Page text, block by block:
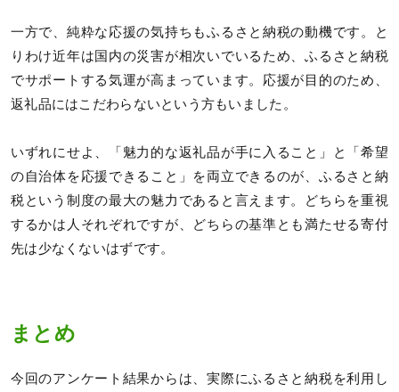
一方で、純粋な応援の気持ちもふるさと納税の動機です。と
りわけ近年は国内の災害が相次いでいるため、ふるさと納税
でサポートする気運が高まっています。応援が目的のため、
返礼品にはこだわらないという方もいました。
いずれにせよ、「魅力的な返礼品が手に入ること」と「希望
の自治体を応援できること」を両立できるのが、ふるさと納
税という制度の最大の魅力であると言えます。どちらを重視
するかは人それぞれですが、どちらの基準とも満たせる寄付
先は少なくないはずです。
まとめ
今回のアンケート結果からは、実際にふるさと納税を利用し